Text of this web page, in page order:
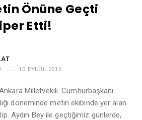
Önüne Geçti
Etti!
10 EYLÜL 2016
Milletvekili. Cumhurbaşkanı
döneminde metin ekibinde yer alan
Aydın Bey ile geçtiğimiz günlerde,